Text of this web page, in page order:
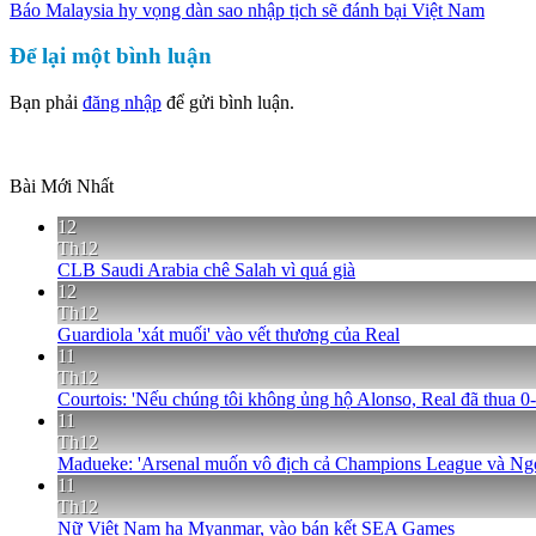
Báo Malaysia hy vọng dàn sao nhập tịch sẽ đánh bại Việt Nam
Để lại một bình luận
Bạn phải đăng nhập để gửi bình luận.
Bài Mới Nhất
12
Th12
CLB Saudi Arabia chê Salah vì quá già
12
Th12
Guardiola 'xát muối' vào vết thương của Real
11
Th12
Courtois: 'Nếu chúng tôi không ủng hộ Alonso, Real đã thua
11
Th12
Madueke: 'Arsenal muốn vô địch cả Champions League và
11
Th12
Nữ Việt Nam hạ Myanmar, vào bán kết SEA Games